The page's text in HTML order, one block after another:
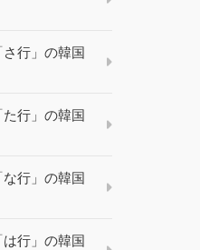
行」の韓国
行」の韓国
行」の韓国
行」の韓国